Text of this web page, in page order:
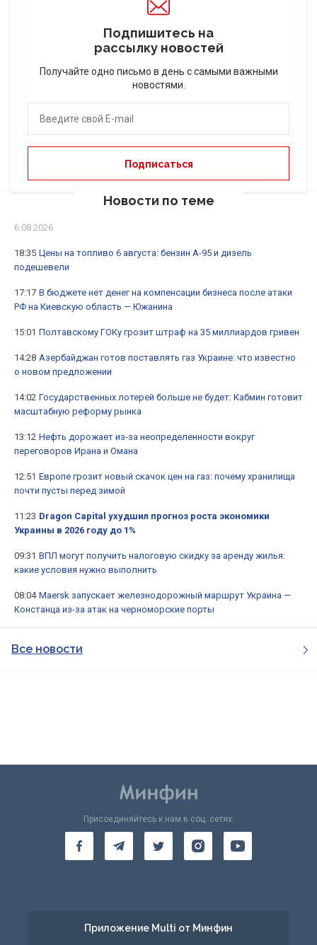
Подпишитесь на
рассылку новостей
Получайте одно письмо в день с самыми важными
новостями.
Новости по теме
6.08.2026
18:35 Цены на топливо 6 августа: бензин А-95 и дизель
подешевели
17:17 В бюджете нет денег на компенсации бизнеса после атаки
РФ на Киевскую область — Южанина
15:01 Полтавскому ГОКу грозит штраф на 35 миллиардов гривен
14:28 Азербайджан готов поставлять газ Украине: что известно
о новом предложении
14:02 Государственных лотерей больше не будет: Кабмин готовит
масштабную реформу рынка
13:12 Нефть дорожает из-за неопределенности вокруг
переговоров Ирана и Омана
12:51 Европе грозит новый скачок цен на газ: почему хранилища
почти пусты перед зимой
11:23 Dragon Capital ухудшил прогноз роста экономики
Украины в 2026 году до 1%
09:31 ВПЛ могут получить налоговую скидку за аренду жилья:
какие условия нужно выполнить
08:04 Maersk запускает железнодорожный маршрут Украина —
Констанца из-за атак на черноморские порты
Все новости
Присоединяйтесь к нам в соц. сетях:
Приложение Multi от Минфин